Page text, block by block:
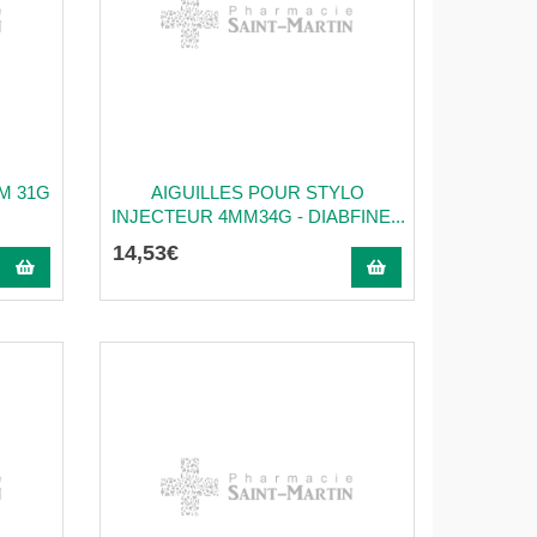
31G
AIGUILLES POUR STYLO
INJECTEUR 4MM34G - DIABFINE...
14,53€